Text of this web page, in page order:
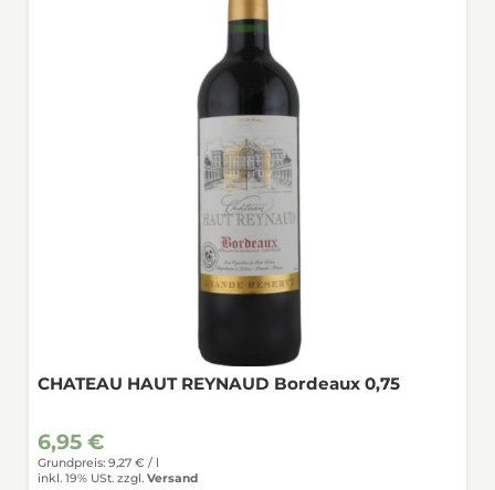
CHATEAU HAUT REYNAUD Bordeaux 0,75
6,95 €
Grundpreis: 9,27 € / l
inkl. 19% USt. zzgl. Versand